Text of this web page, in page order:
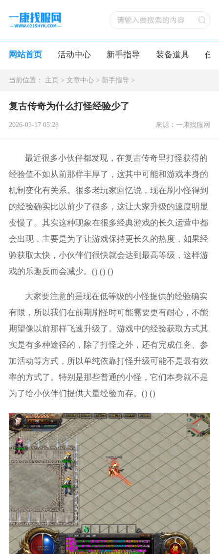
网站首页 活动中心 新手指导 装备道具 任
当前位置： 主页> 文章中心> 新手指导 >
复古传奇为什么打怪经验少了
2026-03-17 05:28 来源：一康找服网
最近很多小伙伴都发现，在复古传奇里打怪获得的
经验值不如从前那样丰厚了，这其中可能和游戏本身的
机制变化有关系。很多老玩家回忆说，现在刷小怪得到
的经验确实比以前少了很多，这让大家升级的速度明显
变慢了。其实这种现象在很多经典游戏的长久运营中都
会出现，主要是为了让游戏保持更长久的热度，如果经
验获取太快，小伙伴们很快就会达到最高等级，这样游
戏的乐趣反而会减少。() () ()
大家要注意的是现在低等级的小怪提供的经验确实
有限，所以我们在前期刷怪时可能需要更有耐心，不能
期望像以前那样飞速升级了。游戏中的经验获取方式其
实是有多种途径的，除了打怪之外，还有完成任务、参
加活动等方式，所以单纯依靠打怪升级可能不是最有效
率的方式了。特别是那些普通的小怪，它们本身就不是
为了给小伙伴们提供大量经验而存。() ()